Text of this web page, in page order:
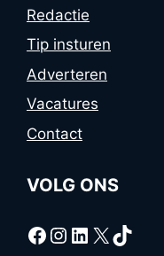
Redactie
Tip insturen
Adverteren
Vacatures
Contact
VOLG ONS
Facebook
Instagram
LinkedIn
X TikTok